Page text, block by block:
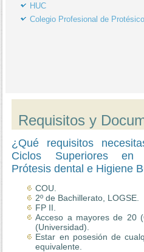
HUC
Colegio Profesional de
Requisitos y
¿Qué requisitos
Ciclos Superiores en
Prótesis dental e Higiene
COU.
2º de Bachillerato, LOGSE.
FP II.
Acceso a mayores de 20
(Universidad).
Estar en posesión de
equivalente.